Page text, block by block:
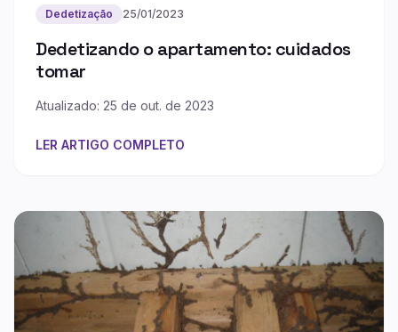
Dedetização 25/01/2023
Dedetizando o apartamento: cuidados
tomar
Atualizado: 25 de out. de 2023
LER ARTIGO COMPLETO